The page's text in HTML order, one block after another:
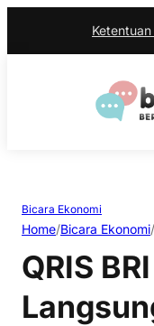
Bicara Ekonomi
Home/Bicara Ekonomi/
QRIS